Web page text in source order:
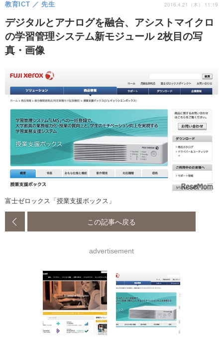
デジタルとアナログを融合、アシストマイクロ
の学習管理システム新モジュール 2枚目の写
真・画像
教育ICT 先生 2016.4.21（木） 11:19
富士ゼロックス「授業支援ボックス」
この記事へ戻る
advertisement